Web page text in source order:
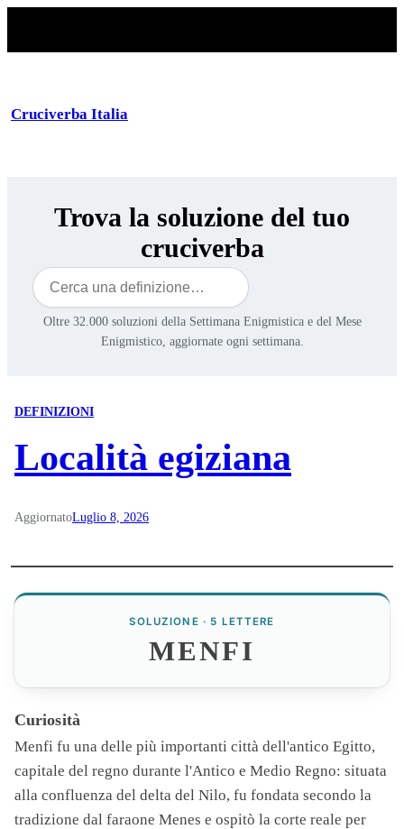
Cruciverba Italia
Trova la soluzione del tuo
cruciverba
Cerca
Oltre 32.000 soluzioni della Settimana Enigmistica e del Mese
Enigmistico, aggiornate ogni settimana.
DEFINIZIONI
Località egiziana
AggiornatoLuglio 8, 2026
SOLUZIONE · 5 LETTERE
MENFI
Curiosità
Menfi fu una delle più importanti città dell'antico Egitto,
capitale del regno durante l'Antico e Medio Regno: situata
alla confluenza del delta del Nilo, fu fondata secondo la
tradizione dal faraone Menes e ospitò la corte reale per